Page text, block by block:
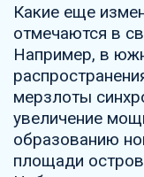
Какие еще
отмечаются в
Например, в
мерзлоты
увеличение
образованию
площади